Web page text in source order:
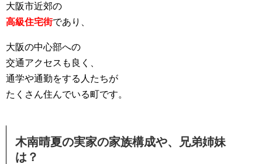
大阪市近郊の
高級住宅街であり、
大阪の中心部への
交通アクセスも良く、
通学や通勤をする人たちが
たくさん住んでいる町です。
木南晴夏の実家の家族構成や、兄弟姉妹
は？